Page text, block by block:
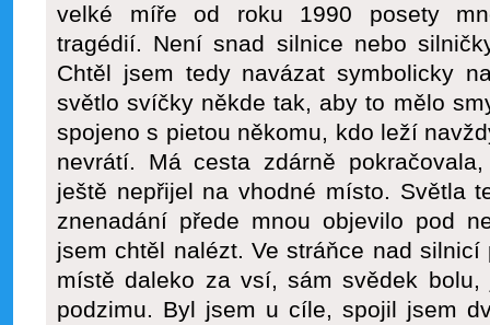
velké míře od roku 1990 posety
tragédií. Není snad silnice nebo
Chtěl jsem tedy navázat symbolicky
světlo svíčky někde tak, aby to mělo
spojeno s pietou někomu, kdo leží
nevrátí. Má cesta zdárně
ještě nepřijel na vhodné místo. Světla
znenadání přede mnou objevilo pod
jsem chtěl nalézt. Ve stráňce nad
místě daleko za vsí, sám svědek
podzimu. Byl jsem u cíle, spojil jsem